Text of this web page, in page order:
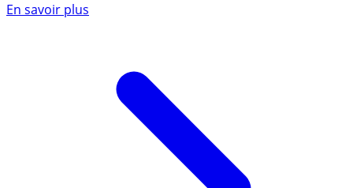
En savoir plus